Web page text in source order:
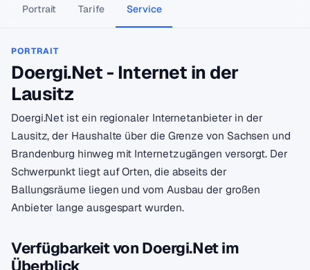
Portrait Tarife Service
PORTRAIT
Doergi.Net - Internet in der
Lausitz
Doergi.Net ist ein regionaler Internetanbieter in der
Lausitz, der Haushalte über die Grenze von Sachsen und
Brandenburg hinweg mit Internetzugängen versorgt. Der
Schwerpunkt liegt auf Orten, die abseits der
Ballungsräume liegen und vom Ausbau der großen
Anbieter lange ausgespart wurden.
Verfügbarkeit von Doergi.Net im
Überblick